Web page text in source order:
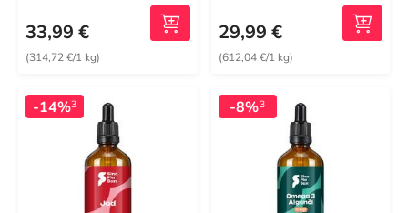
33,99 €
(314,72 €/1 kg)
29,99 €
(612,04 €/1 kg)
-14%3 -8%3